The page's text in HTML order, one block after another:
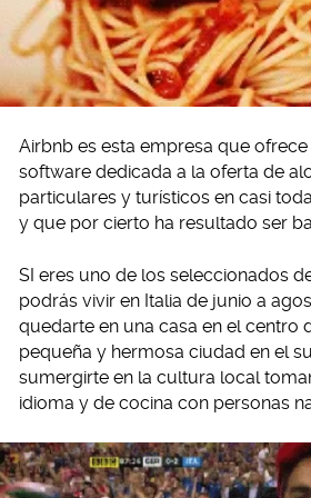
Airbnb es esta empresa que
software dedicada a la oferta de
particulares y turísticos en casi
y que por cierto ha resultado ser
SI eres uno de los seleccionados
podrás vivir en Italia de junio a
quedarte en una casa en el centro
pequeña y hermosa ciudad en el
sumergirte en la cultura local
idioma y de cocina con personas